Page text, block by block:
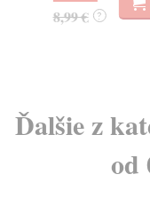
8,99 € ?
Ďalšie z
od